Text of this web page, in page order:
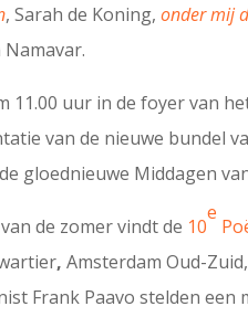
, Sarah de Koning,onder mij
Namavar.
11.00 uur in de foyer van
van de nieuwe bundel
gloednieuwe Middagen
de zomer vindt de 10
e
,Amsterdam Oud-
Frank Paavo stelden een